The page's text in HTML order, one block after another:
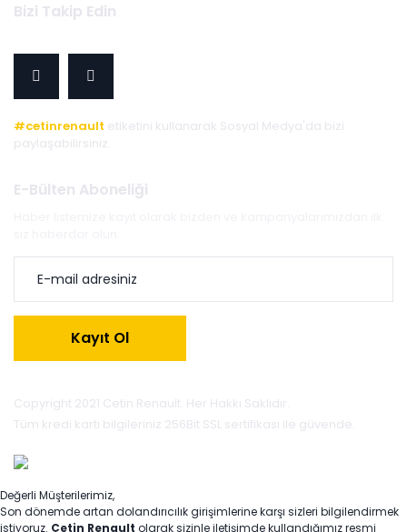
Bizi Takip Edin
#cetinrenault etiketini kullanarak Sosyal Medya'da bizi
paylaşabilirsiniz.
E-Bülten Aboneliği
Kayıt Ol
Copyright 2021 Cetin Renault. Her Hakkı Saklıdır.
Tüm kredi kartı bilgileriniz 256Bit SSL sertifikası ile güvende.
Değerli Müşterilerimiz,
Son dönemde artan dolandırıcılık girişimlerine karşı sizleri bilgilendirmek
istiyoruz. Çetin Renault olarak sizinle iletişimde kullandığımız resmi